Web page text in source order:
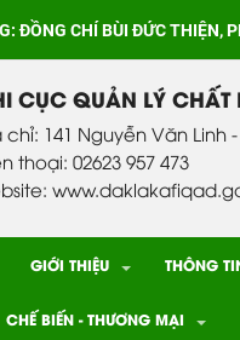
ĐỒNG CHÍ BÙI ĐỨC THIỆN,
CỤC QUẢN LÝ
141 Nguyễn Văn Linh
thoại: 02623 957 473
GIỚI THIỆU THÔNG
CHẾ BIẾN - THƯƠNG MẠI